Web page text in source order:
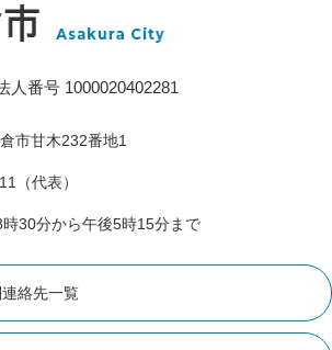
人番号 1000020402281
市甘木232番地1
（代表）
30分から午後5時15分まで
絡先一覧